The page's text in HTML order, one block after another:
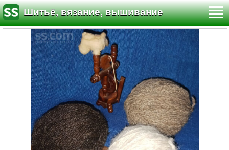
Шитьё, вязание, вышивание